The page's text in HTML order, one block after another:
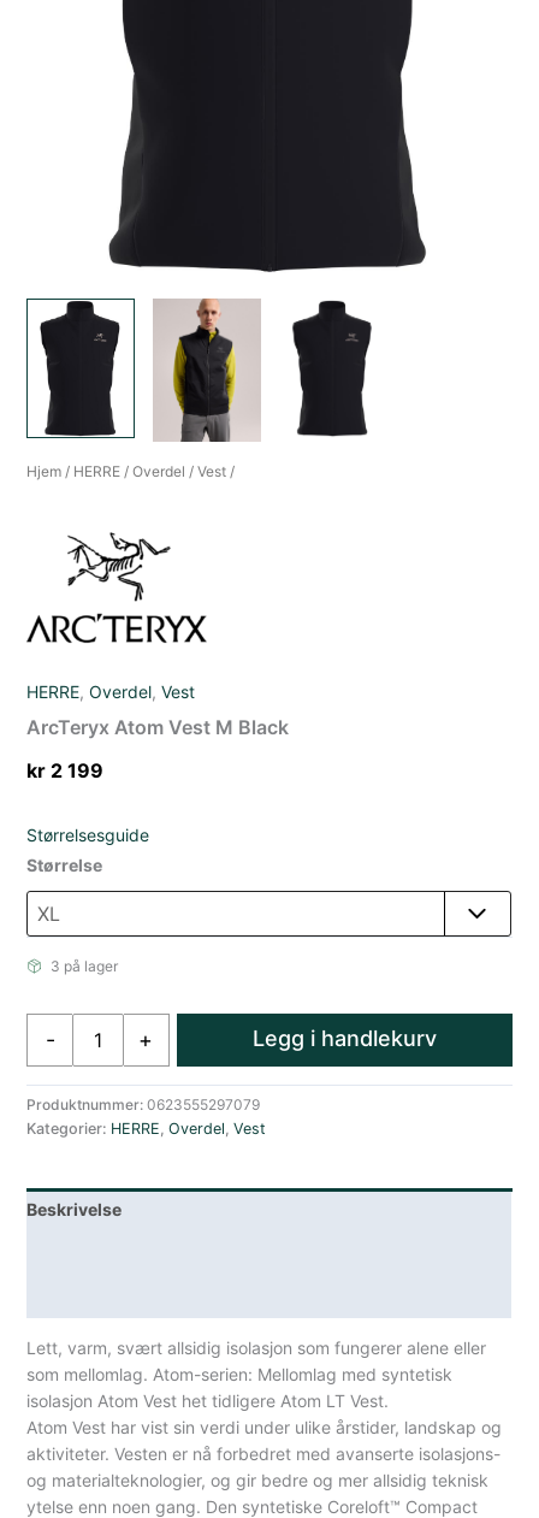
Hjem / HERRE /Overdel /Vest /
HERRE,Overdel,Vest
ArcTeryx Atom Vest M Black
kr 2 199
Størrelsesguide
Størrelse
3 på lager
-
M
Black
+ Legg i handlekurv
Produktnummer:0623555297079
Kategorier: HERRE,Overdel,Vest
Beskrivelse
Lett, varm, svært allsidig isolasjon som fungerer alene eller
som mellomlag. Atom-serien: Mellomlag med syntetisk
isolasjon Atom Vest het tidligere Atom LT Vest.
Atom Vest har vist sin verdi under ulike årstider, landskap og
aktiviteter. Vesten er nå forbedret med avanserte isolasjons-
og materialteknologier, og gir bedre og mer allsidig teknisk
ytelse enn noen gang. Den syntetiske Coreloft™ Compact